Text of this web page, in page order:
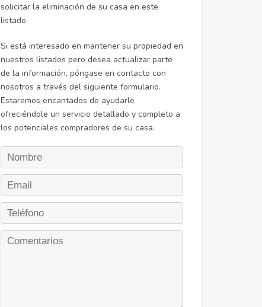
solicitar la eliminación de su casa en este
listado.
Si está interesado en mantener su propiedad en
nuestros listados pero desea actualizar parte
de la información, póngase en contacto con
nosotros a través del siguiente formulario.
Estaremos encantados de ayudarle
ofreciéndole un servicio detallado y completo a
los potenciales compradores de su casa.